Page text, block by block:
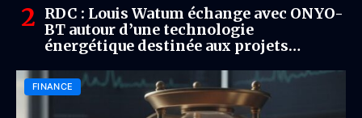
RDC : Louis Watum échange avec ONYO-
BT autour d’une technologie
énergétique destinée aux projets
FINANCE